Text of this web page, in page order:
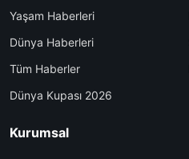
Yaşam Haberleri
Dünya Haberleri
Tüm Haberler
Dünya Kupası 2026
Kurumsal